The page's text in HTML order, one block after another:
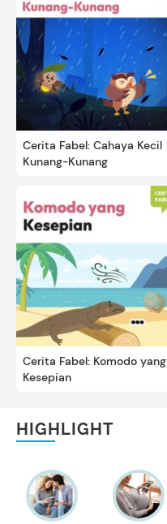
Cerita Fabel: Cahaya Kecil
Kunang-Kunang
Cerita Fabel: Komodo yang
Kesepian
HIGHLIGHT